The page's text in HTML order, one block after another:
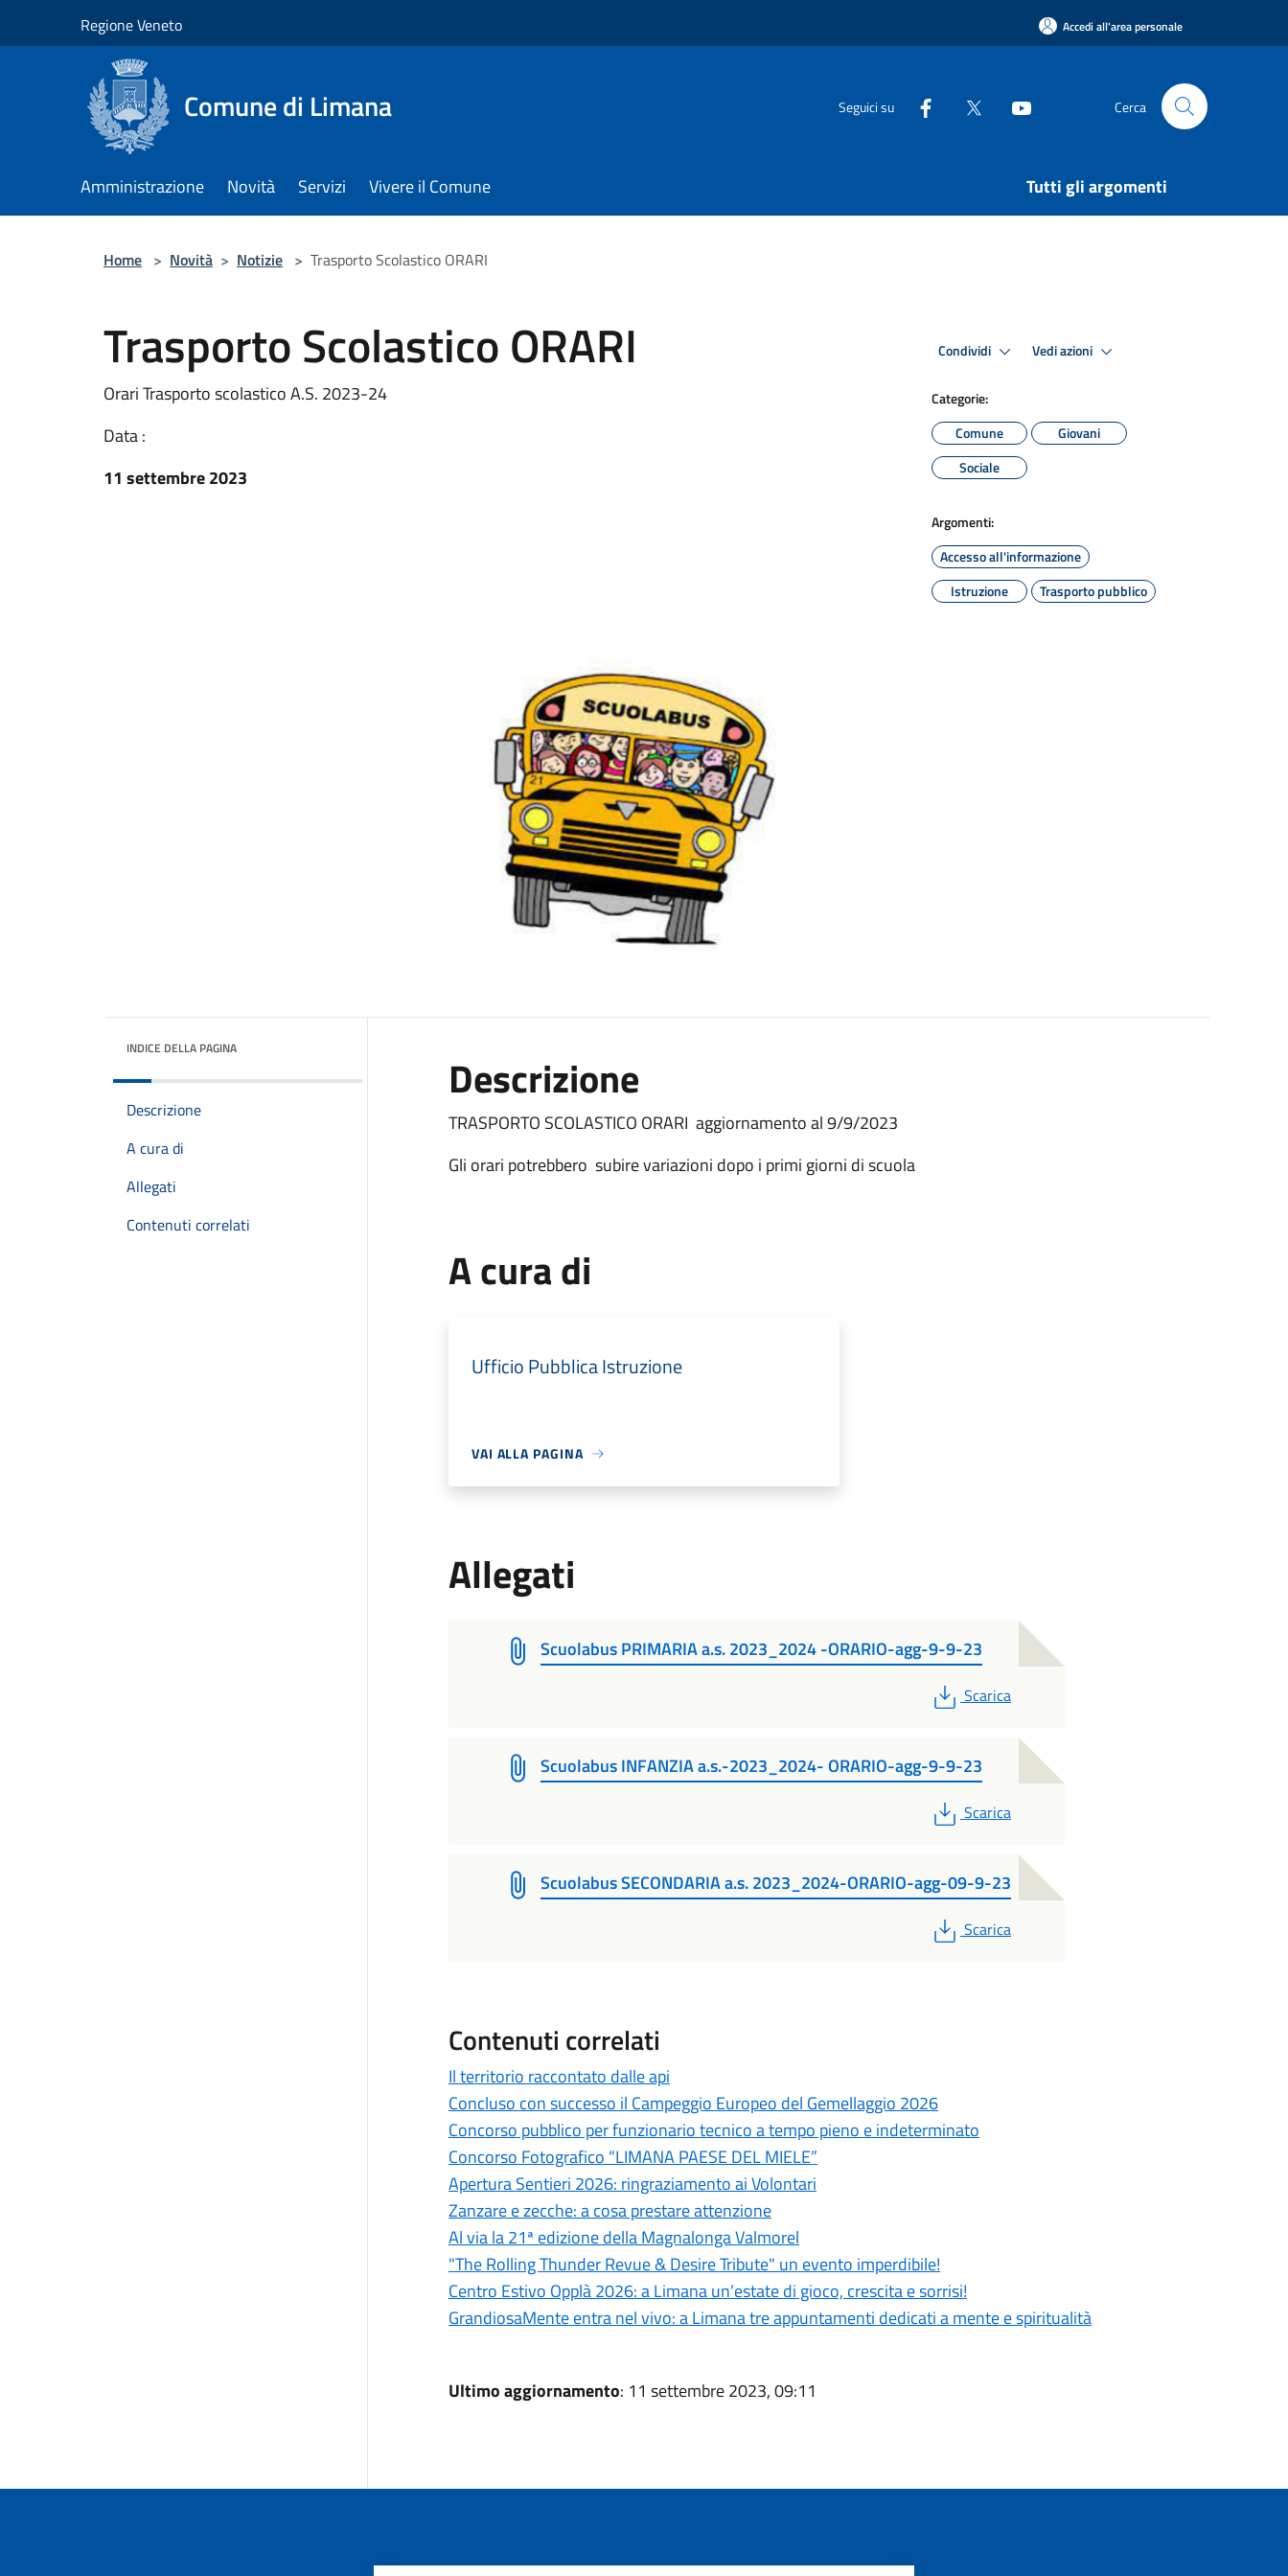
Regione Veneto Accedi all'area personale
Comune di Limana Seguici su Cerca
Amministrazione Novità Servizi Vivere il Comune Tutti gli argomenti
Home > Novità > Notizie > Trasporto Scolastico ORARI
Trasporto Scolastico ORARI
Orari Trasporto scolastico A.S. 2023-24
Data :
11 settembre 2023
Condividi Vedi azioni
Categorie:
Comune
Giovani
Sociale
Argomenti:
Accesso all'informazione
Istruzione
Trasporto pubblico
INDICE DELLA PAGINA
Descrizione
A cura di
Allegati
Contenuti correlati
Descrizione
TRASPORTO SCOLASTICO ORARI aggiornamento al 9/9/2023
Gli orari potrebbero subire variazioni dopo i primi giorni di scuola
A cura di
Ufficio Pubblica Istruzione
VAI ALLA PAGINA
Allegati
Scuolabus PRIMARIA a.s. 2023_2024 -ORARIO-agg-9-9-23
PDF
Scarica
Scuolabus INFANZIA a.s.-2023_2024- ORARIO-agg-9-9-23
PDF
Scarica
Scuolabus SECONDARIA a.s. 2023_2024-ORARIO-agg-09-9-23
PDF
Scarica
Contenuti correlati
Il territorio raccontato dalle api
Concluso con successo il Campeggio Europeo del Gemellaggio 2026
Concorso pubblico per funzionario tecnico a tempo pieno e indeterminato
Concorso Fotografico “LIMANA PAESE DEL MIELE”
Apertura Sentieri 2026: ringraziamento ai Volontari
Zanzare e zecche: a cosa prestare attenzione
Al via la 21ª edizione della Magnalonga Valmorel
"The Rolling Thunder Revue & Desire Tribute" un evento imperdibile!
Centro Estivo Opplà 2026: a Limana un’estate di gioco, crescita e sorrisi!
GrandiosaMente entra nel vivo: a Limana tre appuntamenti dedicati a mente e spiritualità
Ultimo aggiornamento: 11 settembre 2023, 09:11